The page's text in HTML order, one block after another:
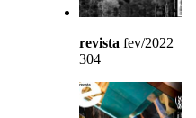
revista fev/2022
304